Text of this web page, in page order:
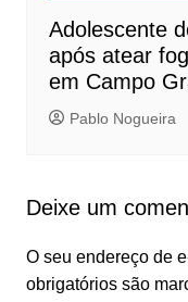
Adolescente
após atear
em Campo
Pablo Nogueira
Deixe um
O seu endereço de
obrigatórios são